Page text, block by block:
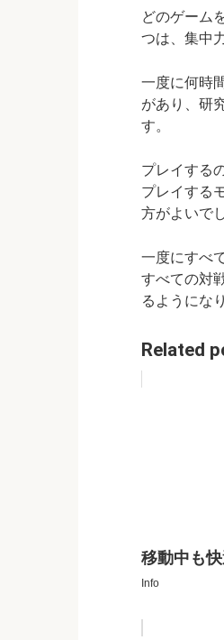
どのゲーム
つは、集中
一度に何時
があり、研
す。
プレイする
プレイする
方がよいで
一度にすべ
すべての対
るようにな
Related
移動中も
Info